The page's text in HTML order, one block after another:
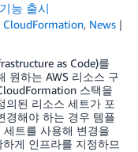
능 출시
CloudFormation, News
as Code)를
원하는 AWS 리소스 구
스택을
의된 리소스 세트가 포
경해야 하는 경우 템플
트를 사용해 변경을
게 인프라를 지정하므